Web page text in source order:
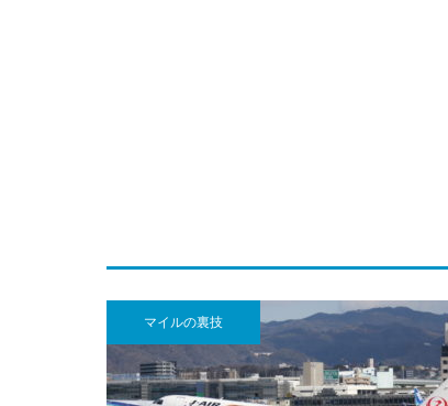
マイルの裏技